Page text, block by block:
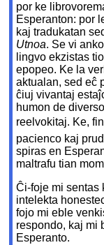
por ke
Esperanton: por
kaj tradukatan
Utnoa. Se vi
lingvo ekzistas
epopeo. Ke la
aktualan, sed eĉ
ĉiuj vivantaj
humon de
reelvokitaj. Ke,
pacienco kaj
spiras en
maltrafu tian
Ĉi-foje mi sentas
intelekta
fojo mi eble
respondo, kaj mi
Esperanto.